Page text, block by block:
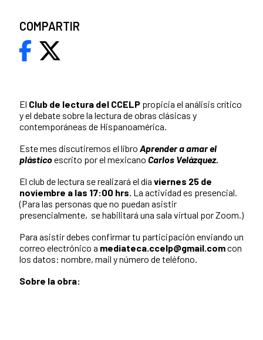
El Club de lectura del CCELP propicia el análisis crítico
y el debate sobre la lectura de obras clásicas y
contemporáneas de Hispanoamérica.
Este mes discutiremos el libro Aprender a amar el
plásticoescrito por el mexicano Carlos Velázquez.
El club de lectura se realizará el día viernes 25 de
noviembre a las 17:00 hrs. La actividad es presencial.
(Para las personas que no puedan asistir
presencialmente, se habilitará una sala virtual por Zoom.)
Para asistir debes confirmar tu participación enviando un
correo electrónico a mediateca.ccelp@gmail.comcon
los datos: nombre, mail y número de teléfono.
Sobre la obra:
COMPARTIR